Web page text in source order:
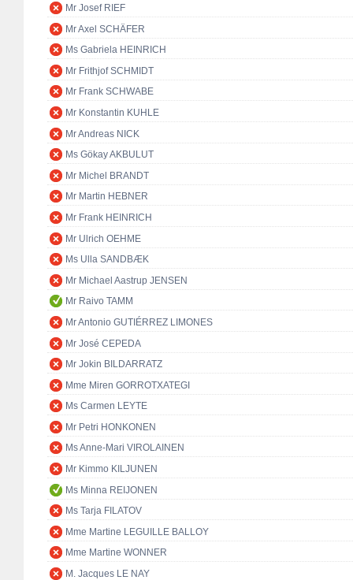
Mr Josef RIEF
Mr Axel SCHÄFER
Ms Gabriela HEINRICH
Mr Frithjof SCHMIDT
Mr Frank SCHWABE
Mr Konstantin KUHLE
Mr Andreas NICK
Ms Gökay AKBULUT
Mr Michel BRANDT
Mr Martin HEBNER
Mr Frank HEINRICH
Mr Ulrich OEHME
Ms Ulla SANDBÆK
Mr Michael Aastrup JENSEN
Mr Raivo TAMM
Mr Antonio GUTIÉRREZ LIMONES
Mr José CEPEDA
Mr Jokin BILDARRATZ
Mme Miren GORROTXATEGI
Ms Carmen LEYTE
Mr Petri HONKONEN
Ms Anne-Mari VIROLAINEN
Mr Kimmo KILJUNEN
Ms Minna REIJONEN
Ms Tarja FILATOV
Mme Martine LEGUILLE BALLOY
Mme Martine WONNER
M. Jacques LE NAY